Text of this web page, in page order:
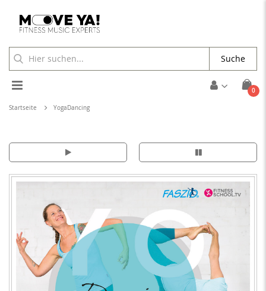
Cart
0
Toggle
Nav
Suche
Startseite YogaDancing